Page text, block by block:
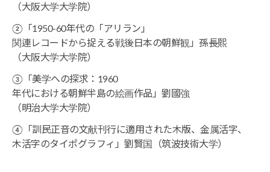
（大阪大学大学院）
②「1950-60年代の「アリラン」
関連レコードから捉える戦後日本の朝鮮観」孫長熙
（大阪大学大学院）
③「美学への探求：1960
年代における朝鮮半島の絵画作品」劉國強
（明治大学大学院）
④「訓民正音の文献刊行に適用された木版、金属活字、
木活字のタイポグラフィ」劉賢国（筑波技術大学）